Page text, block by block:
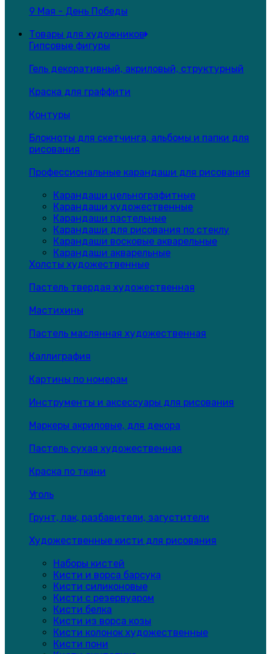
9 Мая - День Победы
Товары для художников
Гипсовые фигуры
Гель декоративный, акриловый, структурный
Краска для граффити
Контуры
Блокноты для скетчинга, альбомы и папки для
рисования
Профессиональные карандаши для рисования
Карандаши цельнографитные
Карандаши художественные
Карандаши пастельные
Карандаши для рисования по стеклу
Карандаши восковые акварельные
Карандаши акварельные
Холсты художественные
Пастель твердая художественная
Мастихины
Пастель маслянная художественная
Каллиграфия
Картины по номерам
Инструменты и аксессуары для рисования
Маркеры акриловые, для декора
Пастель сухая художественная
Краска по ткани
Уголь
Грунт, лак, разбавители, загустители
Художественные кисти для рисования
Наборы кистей
Кисти и ворса барсука
Кисти силиконовые
Кисти с резервуаром
Кисти белка
Кисти из ворса козы
Кисти колонок художественные
Кисти пони